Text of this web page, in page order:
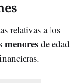
relativas a los
menores de edad